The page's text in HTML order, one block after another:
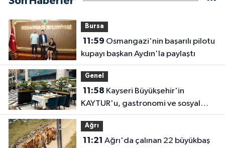
Bursa
11:59
kupayı başkan Aydın'la paylaştı
Genel
11:58
KAYTUR'u, gastronomi ve sosyal
yaşamın güçlü adresi
Ağrı
11:21